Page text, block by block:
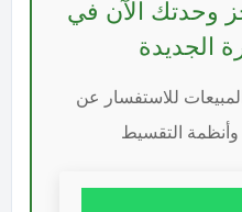
وحدتك الآن في
الجديدة
للاستفسار عن
التقسيط